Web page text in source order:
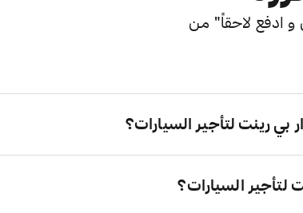
و ادفع لاحقاً" من
رينت لتأجير السيارات؟
السيارات؟